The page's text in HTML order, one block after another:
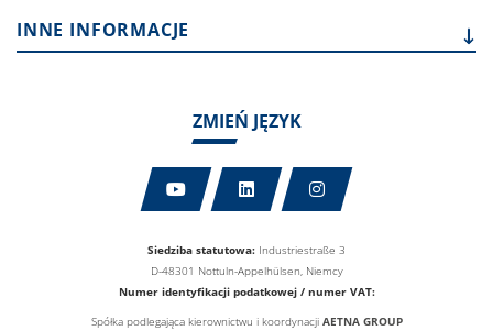
Siedziba statutowa: Industriestraße 3
D-48301 Nottuln-Appelhülsen, Niemcy
Numer identyfikacji podatkowej / numer VAT:
Spółka podlegająca kierownictwu i koordynacji AETNA GROUP
ZMIEŃ JĘZYK
INNE INFORMACJE